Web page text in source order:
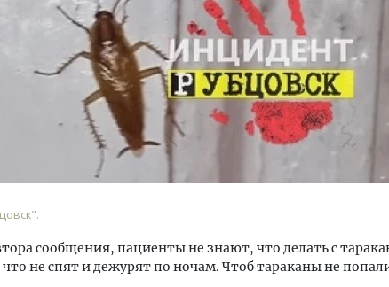
сообщения, пациенты не знают, что делать с
не спят и дежурят по ночам. Чтоб тараканы не
код начинается с
Мощение крупноформатными
благоустройства
Ищем новые берега.
«Жилищной инициативы»
СТРОИТЕЛЬСТВО